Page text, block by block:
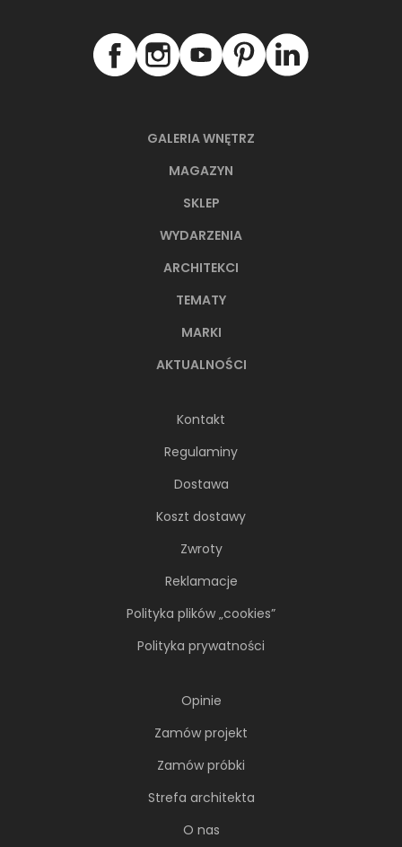
ZOBACZ PRODUKT
NAJNOWSZE ARTYKUŁY
66-metrowy apartament:
przystań dla nowoczesnej
lata kursowała między światowymi
metropoliami...
GALERIA WNĘTRZ
MAGAZYN
SKLEP
WYDARZENIA
ARCHITEKCI
TEMATY
MARKI
AKTUALNOŚCI
Kontakt
Regulaminy
Dostawa
Koszt dostawy
Zwroty
Reklamacje
Polityka plików „cookies”
Polityka prywatności
Opinie
Zamów projekt
Zamów próbki
Strefa architekta
O nas